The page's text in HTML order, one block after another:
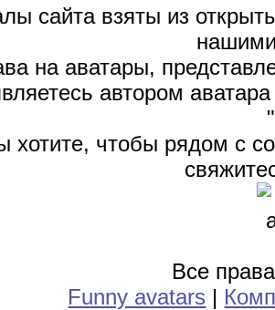
сайта взяты из
на аватары,
автором
хотите, чтобы рядом с
Все
Funny avatars |